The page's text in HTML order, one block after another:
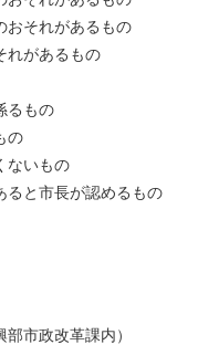
それがあるもの
があるもの
るもの
の
いもの
と市長が認めるもの
市政改革課内）